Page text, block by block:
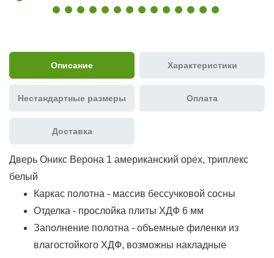
Описание Характеристики
Нестандартные размеры Оплата
Доставка
Дверь Оникс Верона 1 американский орех, триплекс
белый
Каркас полотна - массив бессучковой сосны
Отделка - прослойка плиты ХДФ 6 мм
Заполнение полотна - объемные филенки из
влагостойкого ХДФ, возможны накладные